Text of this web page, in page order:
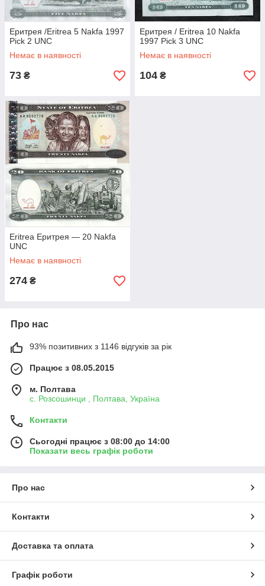
Еритрея /Eritrea 5 Nakfa 1997
Pick 2 UNC
Немає в наявності
73 ₴
Еритрея / Eritrea 10 Nakfa
1997 Pick 3 UNC
Немає в наявності
104 ₴
Eritrea Еритрея — 20 Nakfa
UNC
Немає в наявності
274 ₴
Про нас
93% позитивних з 1146 відгуків за рік
Працює з 08.05.2015
м. Полтава
с. Розсошинци , Полтава, Україна
Контакти
Сьогодні працює з 08:00 до 14:00
Показати весь графік роботи
Про нас
Контакти
Доставка та оплата
Графік роботи